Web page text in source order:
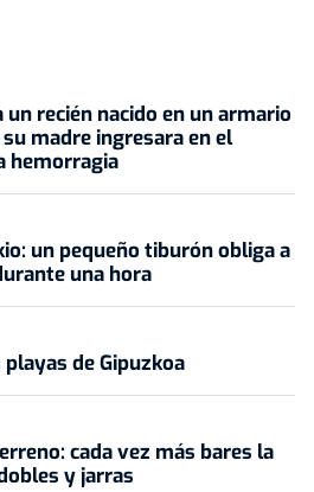
recién nacido en un armario
madre ingresara en el
hemorragia
un pequeño tiburón obliga a
una hora
de Gipuzkoa
cada vez más bares la
y jarras